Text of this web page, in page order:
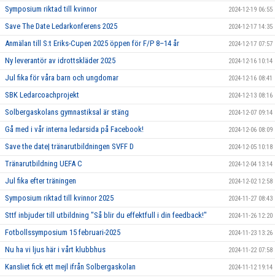
Symposium riktad till kvinnor 2024-12-19 06:55
Save The Date Ledarkonferens 2025 2024-12-17 14:35
Anmälan till S:t Eriks-Cupen 2025 öppen för F/P 8–14 år 2024-12-17 07:57
Ny leverantör av idrottskläder 2025 2024-12-16 10:14
Jul fika för våra barn och ungdomar 2024-12-16 08:41
SBK Ledarcoachprojekt 2024-12-13 08:16
Solbergaskolans gymnastiksal är stäng 2024-12-07 09:14
Gå med i vår interna ledarsida på Facebook! 2024-12-06 08:09
Save the date| tränarutbildningen SVFF D 2024-12-05 10:18
Tränarutbildning UEFA C 2024-12-04 13:14
Jul fika efter träningen 2024-12-02 12:58
Symposium riktad till kvinnor 2025 2024-11-27 08:43
Sttf inbjuder till utbildning "Så blir du effektfull i din feedback!" 2024-11-26 12:20
Fotbollssymposium 15 februari-2025 2024-11-23 13:26
Nu ha vi ljus här i vårt klubbhus 2024-11-22 07:58
Kansliet fick ett mejl ifrån Solbergaskolan 2024-11-12 19:14